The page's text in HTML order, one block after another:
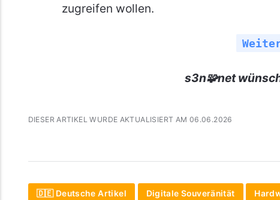
zugreifen wollen.
s3n🧩net
DIESER ARTIKEL WURDE AKTUALISIERT AM 06.06.2026
🇩🇪 Deutsche Artikel Digitale Souveränität